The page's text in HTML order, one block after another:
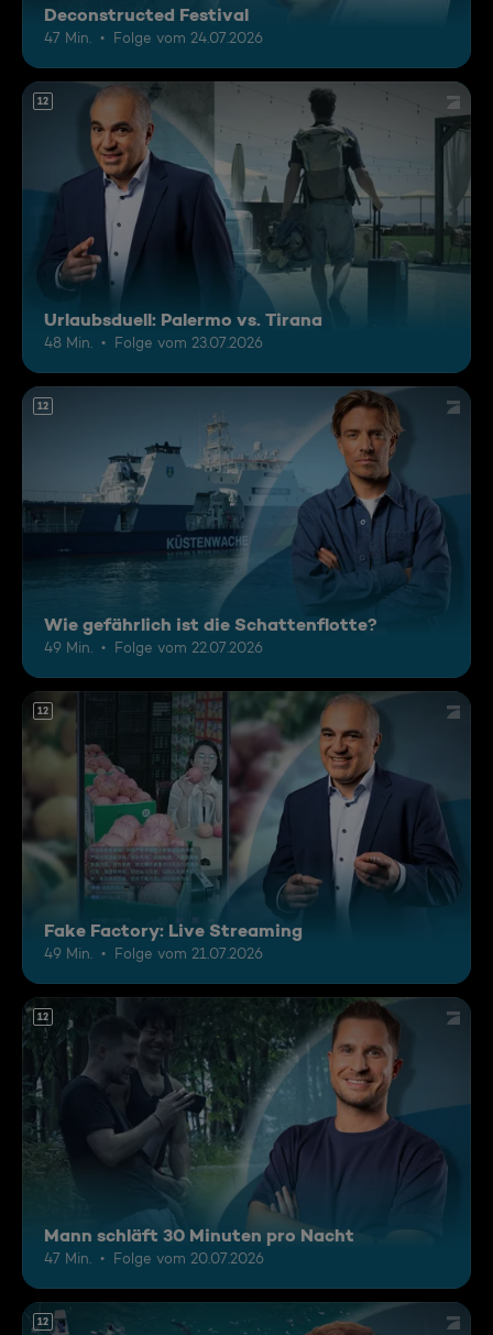
Deconstructed Festival
47 Min. Folge vom 24.07.2026
12
Urlaubsduell: Palermo vs. Tirana
48 Min. Folge vom 23.07.2026
12
Wie gefährlich ist die Schattenflotte?
49 Min. Folge vom 22.07.2026
12
Fake Factory: Live Streaming
49 Min. Folge vom 21.07.2026
12
Mann schläft 30 Minuten pro Nacht
47 Min. Folge vom 20.07.2026
12